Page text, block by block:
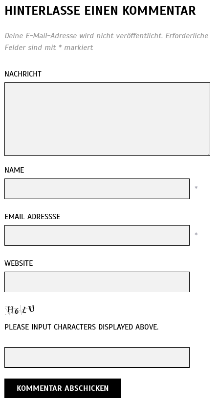
HINTERLASSE EINEN KOMMENTAR
Deine E-Mail-Adresse wird nicht veröffentlicht. Erforderliche
Felder sind mit *markiert
NACHRICHT
NAME
*
EMAIL ADRESSSE
*
WEBSITE
PLEASE INPUT CHARACTERS DISPLAYED ABOVE.